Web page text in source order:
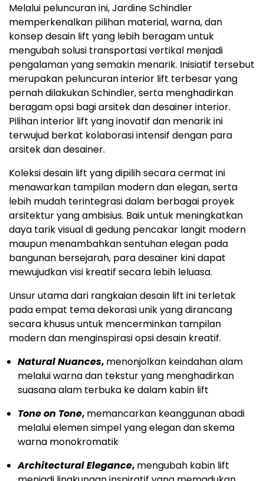
Melalui peluncuran ini, Jardine Schindler
memperkenalkan pilihan material, warna, dan
konsep desain lift yang lebih beragam untuk
mengubah solusi transportasi vertikal menjadi
pengalaman yang semakin menarik. Inisiatif tersebut
merupakan peluncuran interior lift terbesar yang
pernah dilakukan Schindler, serta menghadirkan
beragam opsi bagi arsitek dan desainer interior.
Pilihan interior lift yang inovatif dan menarik ini
terwujud berkat kolaborasi intensif dengan para
arsitek dan desainer.
Koleksi desain lift yang dipilih secara cermat ini
menawarkan tampilan modern dan elegan, serta
lebih mudah terintegrasi dalam berbagai proyek
arsitektur yang ambisius. Baik untuk meningkatkan
daya tarik visual di gedung pencakar langit modern
maupun menambahkan sentuhan elegan pada
bangunan bersejarah, para desainer kini dapat
mewujudkan visi kreatif secara lebih leluasa.
Unsur utama dari rangkaian desain lift ini terletak
pada empat tema dekorasi unik yang dirancang
secara khusus untuk mencerminkan tampilan
modern dan menginspirasi opsi desain kreatif.
Natural Nuances, menonjolkan keindahan alam
melalui warna dan tekstur yang menghadirkan
suasana alam terbuka ke dalam kabin lift
Tone on Tone, memancarkan keanggunan abadi
melalui elemen simpel yang elegan dan skema
warna monokromatik
Architectural Elegance, mengubah kabin lift